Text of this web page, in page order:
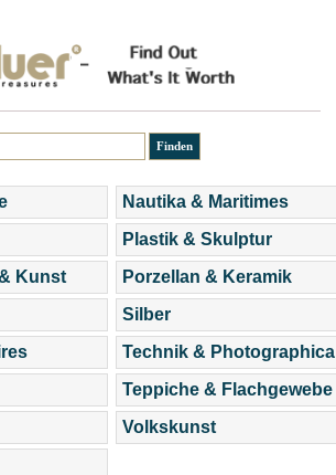
Kunst
Nautika & Maritimes
Plastik & Skulptur
Porzellan & Keramik
Silber
Technik & Photographica
Teppiche & Flachgewebe
Volkskunst